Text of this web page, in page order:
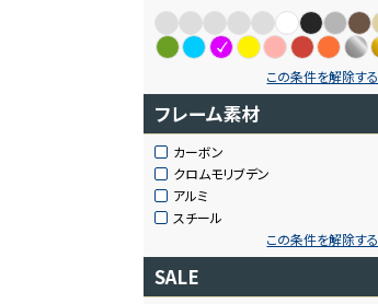
この条件を解除する
フレーム素材
カーボン
クロムモリブデン
アルミ
スチール
この条件を解除する
SALE